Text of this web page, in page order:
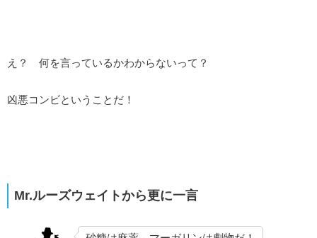
え？ 何を言っているかわからないって？
凶悪コンビということだ！
Mr.ルーズウェイトから更に一言